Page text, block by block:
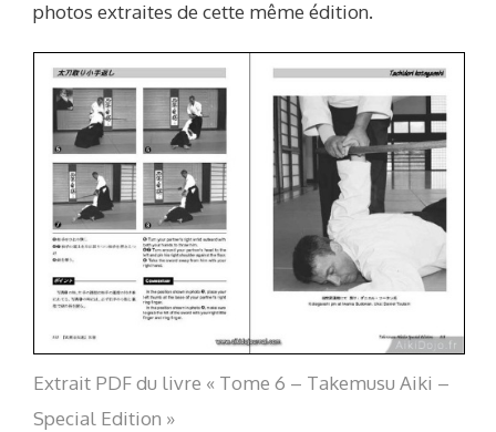
photos extraites de cette même édition.
Extrait PDF du livre « Tome 6 – Takemusu Aiki –
Special Edition »